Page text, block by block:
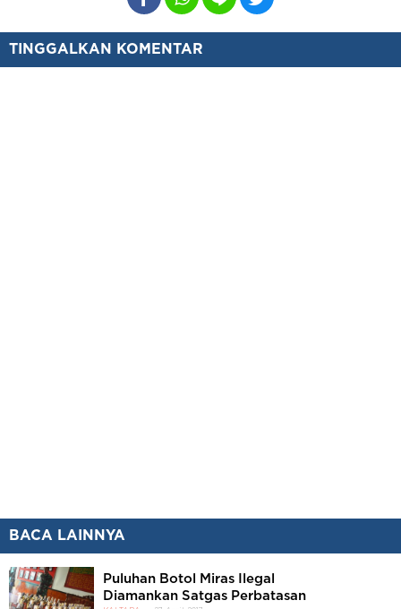
TINGGALKAN KOMENTAR
BACA LAINNYA
Puluhan Botol Miras Ilegal
Diamankan Satgas Perbatasan